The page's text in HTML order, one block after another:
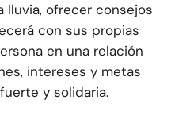
lluvia, ofrecer consejos
con sus propias
en una relación
intereses y metas
y solidaria.